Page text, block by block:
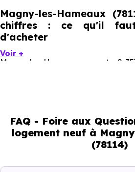
Magny-les-Hameaux
chiffres : ce qu'il
d'acheter
Magny-les-Hameaux compte 9
40.85 % d'adultes (dont 70.9 %
seniors, 17.3 % de jeunes et
démographique qui
demande locative locale et les
Voir +
FAQ - Foire aux
logement neuf à
(78114)